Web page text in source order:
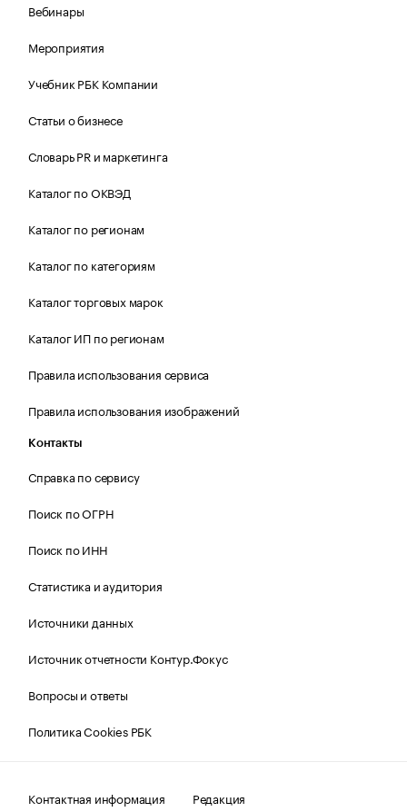
Вебинары
Мероприятия
Учебник РБК Компании
Статьи о бизнесе
Словарь PR и маркетинга
Каталог по ОКВЭД
Каталог по регионам
Каталог по категориям
Каталог торговых марок
Каталог ИП по регионам
Правила использования сервиса
Правила использования изображений
Контакты
Справка по сервису
Поиск по ОГРН
Поиск по ИНН
Статистика и аудитория
Источники данных
Источник отчетности Контур.Фокус
Вопросы и ответы
Политика Cookies РБК
Контактная информация Редакция